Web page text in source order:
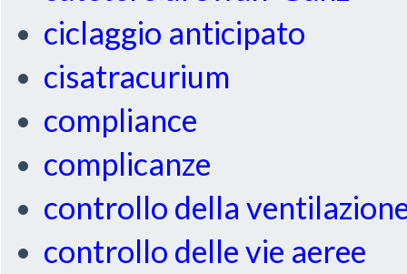
ciclaggio anticipato
cisatracurium
compliance
complicanze
controllo della
controllo delle vie aeree